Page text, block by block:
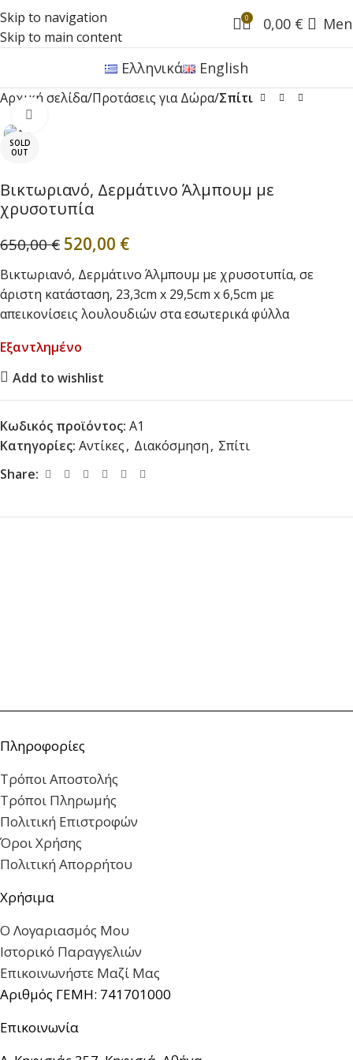
Skip to navigation
Skip to main content
0 0,00 €
Ελληνικά English
Αρχική σελίδα Προτάσεις για Δώρα Σπίτι
SOLD
OUT
Βικτωριανό, Δερμάτινο Άλμπουμ με
χρυσοτυπία
650,00€ 520,00 €
Βικτωριανό, Δερμάτινο Άλμπουμ με χρυσοτυπία, σε
άριστη κατάσταση, 23,3cm x 29,5cm x 6,5cm με
απεικονίσεις λουλουδιών στα εσωτερικά φύλλα
Εξαντλημένο
Add to wishlist
Κωδικός προϊόντος: Α1
Κατηγορίες: Αντίκες, Διακόσμηση, Σπίτι
Share:
Πληροφορίες
Τρόποι Αποστολής
Τρόποι Πληρωμής
Πολιτική Επιστροφών
Όροι Χρήσης
Πολιτική Απορρήτου
Χρήσιμα
Ο Λογαριασμός Μου
Ιστορικό Παραγγελιών
Επικοινωνήστε Μαζί Μας
Αριθμός ΓΕΜΗ: 741701000
Επικοινωνία